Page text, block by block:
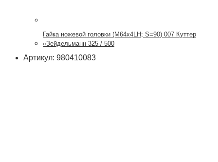
Гайка ножевой головки (М64х4LH; S=90) 007 Куттер
«Зейдельманн 325 / 500
Артикул: 980410083